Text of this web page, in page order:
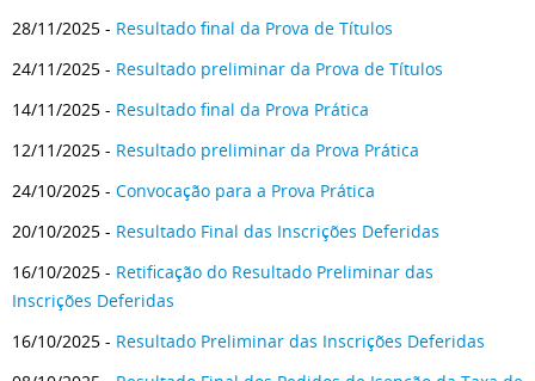
28/11/2025 - Resultado final da Prova de Títulos
24/11/2025 - Resultado preliminar da Prova de Títulos
14/11/2025 - Resultado final da Prova Prática
12/11/2025 - Resultado preliminar da Prova Prática
24/10/2025 - Convocação para a Prova Prática
20/10/2025 - Resultado Final das Inscrições Deferidas
16/10/2025 - Retificação do Resultado Preliminar das
Inscrições Deferidas
16/10/2025 - Resultado Preliminar das Inscrições Deferidas